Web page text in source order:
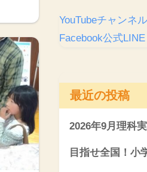
YouTubeチャンネル
Facebook公式LINE
最近の投稿
2026年9月理科
目指せ全国！小